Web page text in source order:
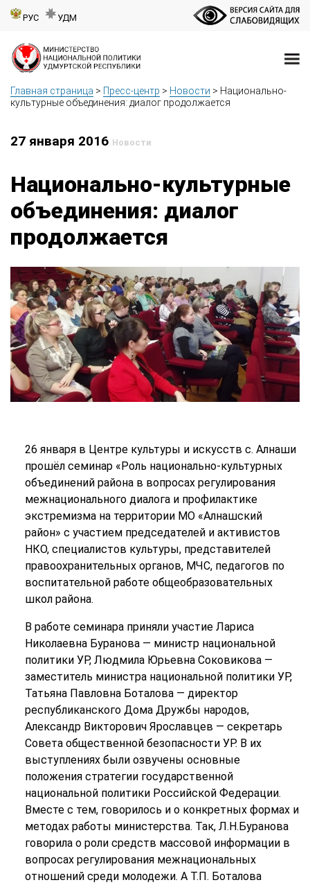
РУС УДМ
Главная страница > Пресс-центр > Новости > Национально-
культурные объединения: диалог продолжается
27 января 2016 Новости
Национально-культурные
объединения: диалог
продолжается
26 января в Центре культуры и искусств с. Алнаши
прошёл семинар «Роль национально-культурных
объединений района в вопросах регулирования
межнационального диалога и профилактике
экстремизма на территории МО «Алнашский
район» с участием председателей и активистов
НКО, специалистов культуры, представителей
правоохранительных органов, МЧС, педагогов по
воспитательной работе общеобразовательных
школ района.
В работе семинара приняли участие Лариса
Николаевна Буранова — министр национальной
политики УР, Людмила Юрьевна Соковикова —
заместитель министра национальной политики УР,
Татьяна Павловна Боталова — директор
республиканского Дома Дружбы народов,
Александр Викторович Ярославцев — секретарь
Совета общественной безопасности УР. В их
выступлениях были озвучены основные
положения стратегии государственной
национальной политики Российской Федерации.
Вместе с тем, говорилось и о конкретных формах и
методах работы министерства. Так, Л.Н.Буранова
говорила о роли средств массовой информации в
вопросах регулирования межнациональных
отношений среди молодежи. А Т.П. Боталова